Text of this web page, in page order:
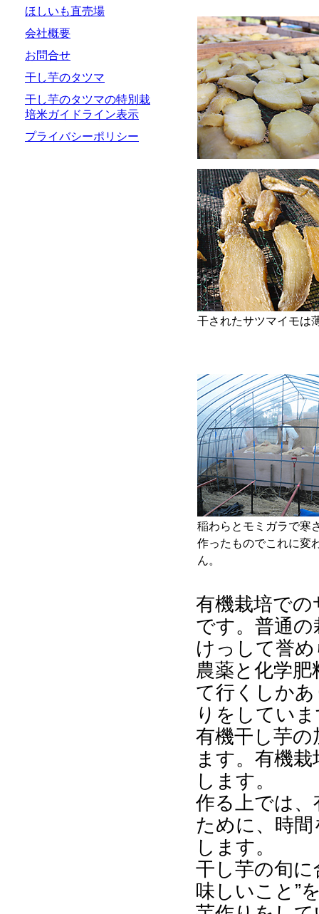
ほしいも直売場
会社概要
お問合せ
干し芋のタツマ
干し芋のタツマの特別栽
培米ガイドライン表示
プライバシーポリシー
干されたサツマイモは
稲わらとモミガラで寒
作ったものでこれに変
ん。
有機栽培で
です。普通
けっして誉
農薬と化学
て行くしか
りをしてい
有機干し芋
ます。有機
します。
作る上では
ために、時
します。
干し芋の旬に
味しいこと”